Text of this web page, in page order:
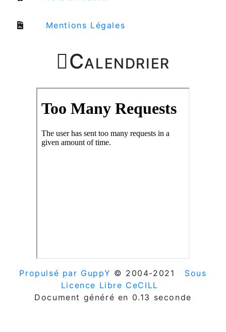
Mentions Légales
Calendrier
Propulsé par GuppY © 2004-2021
Sous
Licence Libre CeCILL
Document généré en 0.13 seconde